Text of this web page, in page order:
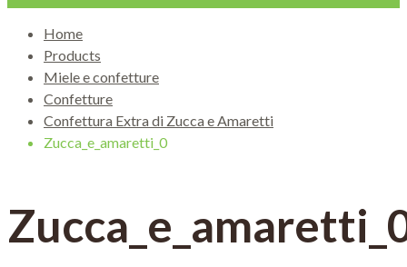
Home
Products
Miele e confetture
Confetture
Confettura Extra di Zucca e Amaretti
Zucca_e_amaretti_0